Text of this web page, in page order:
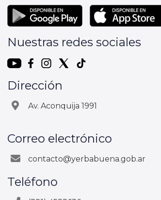
Nuestras redes sociales
Dirección
Av. Aconquija 1991
Correo electrónico
contacto@yerbabuena.gob.ar
Teléfono